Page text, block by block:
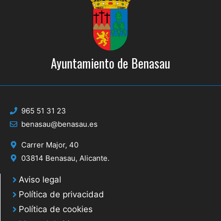
Ayuntamiento de Benasau
965 51 31 23
benasau@benasau.es
Carrer Major, 40
03814 Benasau, Alicante.
Aviso legal
Política de privacidad
Política de cookies